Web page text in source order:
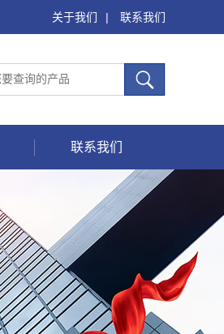
关于我们 | 联系我们
联系我们